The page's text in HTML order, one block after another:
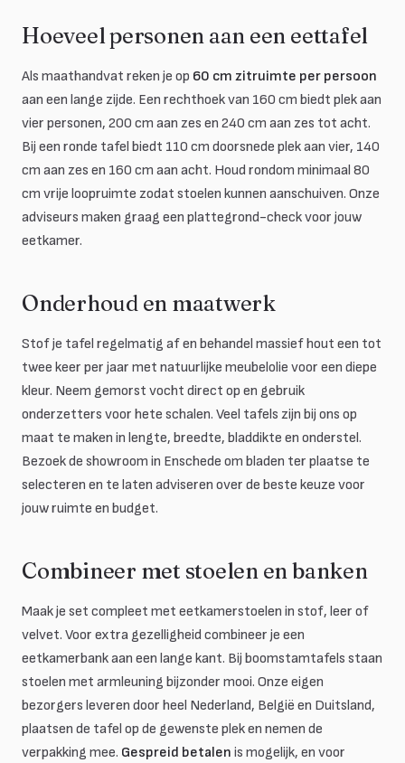
Hoeveel personen aan een eettafel
Als maathandvat reken je op 60 cm zitruimte per persoon
aan een lange zijde. Een rechthoek van 160 cm biedt plek aan
vier personen, 200 cm aan zes en 240 cm aan zes tot acht.
Bij een ronde tafel biedt 110 cm doorsnede plek aan vier, 140
cm aan zes en 160 cm aan acht. Houd rondom minimaal 80
cm vrije loopruimte zodat stoelen kunnen aanschuiven. Onze
adviseurs maken graag een plattegrond-check voor jouw
eetkamer.
Onderhoud en maatwerk
Stof je tafel regelmatig af en behandel massief hout een tot
twee keer per jaar met natuurlijke meubelolie voor een diepe
kleur. Neem gemorst vocht direct op en gebruik
onderzetters voor hete schalen. Veel tafels zijn bij ons op
maat te maken in lengte, breedte, bladdikte en onderstel.
Bezoek de showroom in Enschede om bladen ter plaatse te
selecteren en te laten adviseren over de beste keuze voor
jouw ruimte en budget.
Combineer met stoelen en banken
Maak je set compleet met eetkamerstoelen in stof, leer of
velvet. Voor extra gezelligheid combineer je een
eetkamerbank aan een lange kant. Bij boomstamtafels staan
stoelen met armleuning bijzonder mooi. Onze eigen
bezorgers leveren door heel Nederland, België en Duitsland,
plaatsen de tafel op de gewenste plek en nemen de
verpakking mee. Gespreid betalen is mogelijk, en voor